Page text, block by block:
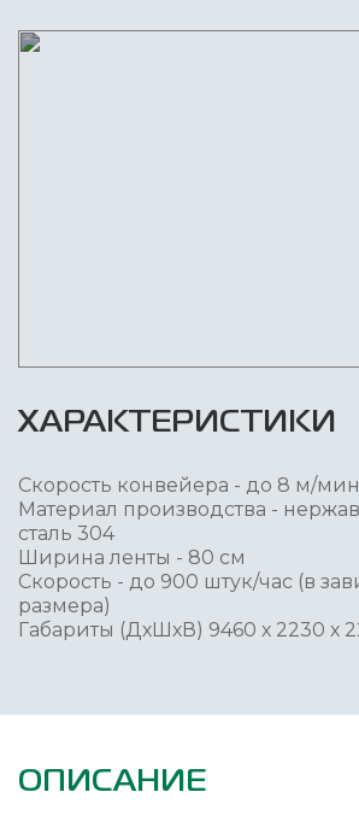
ХАРАКТЕРИСТИКИ
Скорость конвейера - до 8 м/мин
Материал производства -
сталь 304
Ширина ленты - 80 см
Скорость - до 900 штук/час (в
размера)
Габариты (ДхШхВ) 9460 х 2230 х
ОПИСАНИЕ